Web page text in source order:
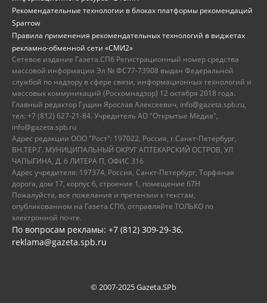
Рекомендательные технологии в блоках платформы рекомендаций
Sparrow
Правила применения рекомендательных технологий в виджетах
рекламно-обменной сети «СМИ2»
Сетевое издание Газета.СПб Регистрационный номер средства
массовой информации Эл № ФС77-73908 выдан Федеральной
службой по надзору в сфере связи, информационных технологий и
массовых коммуникаций (Роскомнадзор) 12 октября 2018 года.
Главный редактор Гущин Ярослав Алексеевич, info@gazeta.spb.ru,
тел: +7 (812) 627-21-84. Учредитель АО "Открытые Медиа",
info@gazeta.spb.ru
Адрес редакции ООО "Рост": 197022, Россия, г.Санкт-Петербург,
ВН.ТЕР.Г. МУНИЦИПАЛЬНЫЙ ОКРУГ АПТЕКАРСКИЙ ОСТРОВ, УЛ
ЧАПЫГИНА, Д. 6 ЛИТЕРА П, ОФИС 316
Адрес учредителя: 197374, Россия, Санкт-Петербург, Торфяная
дорога, дом 17, корпус 6, строение 1, помещение 67Н
Пожалуйста, все пожелания и претензии к текстам,
опубликованном на Газета.СПб, отправляйте ТОЛЬКО по
электронной почте.
По вопросам рекламы: +7 (812) 309-29-36,
reklama@gazeta.spb.ru
© 2007-2025 Gazeta.SPb